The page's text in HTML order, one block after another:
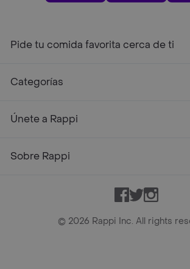
Pide tu comida favorita cerca de ti
Categorías
Únete a Rappi
Sobre Rappi
Facebook
Twitter
© 2026 Rappi Inc. All rights